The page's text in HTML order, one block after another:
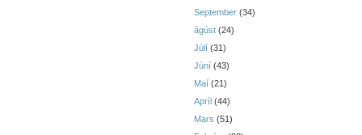
September (34)
ágúst (24)
Júlí (31)
Júní (43)
Maí (21)
Apríl (44)
Mars (51)